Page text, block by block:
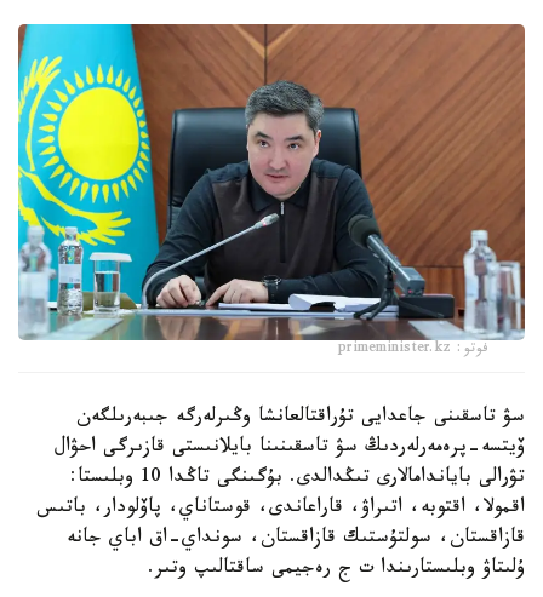
فوتو: primeminister.kz
سۋ تاسقىنى جاعدايى تۇراقتالعانشا وڭىرلەرگە جىبەرىلگەن
ۆيتسە-پرەمەرلەردىڭ سۋ تاسقىنىنا بايلانىستى قازىرگى احۋال
تۋرالى باياندامالارى تىڭدالدى. بۇگىنگى تاڭدا 10 وبلىستا:
اقمولا، اقتوبە، اتىراۋ، قاراعاندى، قوستاناي، پاۆلودار، باتىس
قازاقستان، سولتۇستىك قازاقستان، سونداي-اق اباي جانە
ۇلىتاۋ وبلىستارىندا ت ج رەجيمى ساقتالىپ وتىر.